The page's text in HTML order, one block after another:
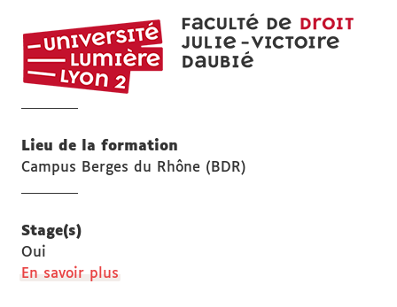
UFR
Lieu de la formation
Campus Berges du Rhône (BDR)
Stage(s)
Oui
En savoir plus